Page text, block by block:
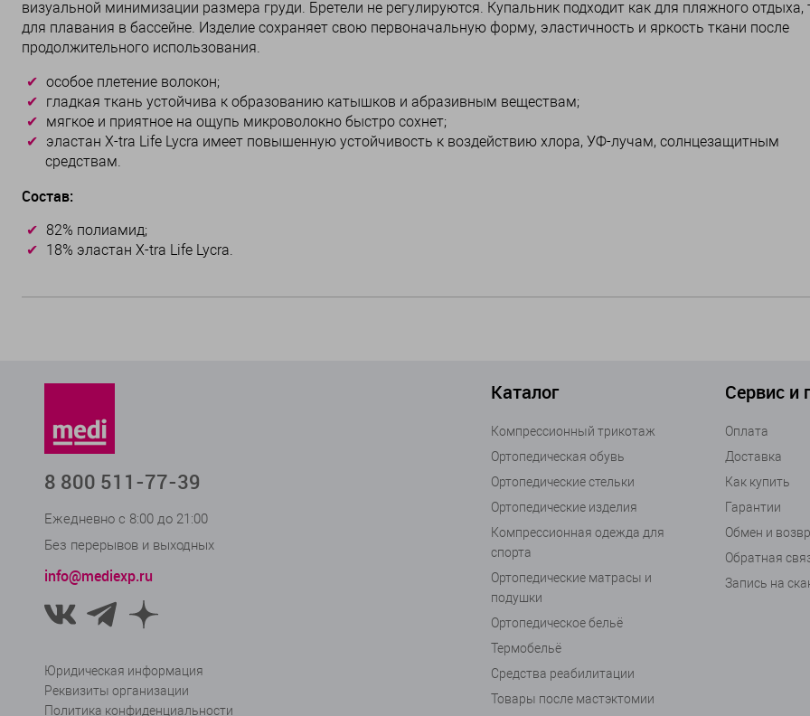
визуальной минимизации размера груди. Бретели не регулируются. Купальник подходит как для пляжного отдыха,
для плавания в бассейне. Изделие сохраняет свою первоначальную форму, эластичность и яркость ткани после
продолжительного использования.
особое плетение волокон;
гладкая ткань устойчива к образованию катышков и абразивным веществам;
мягкое и приятное на ощупь микроволокно быстро сохнет;
эластан X-tra Life Lycra имеет повышенную устойчивость к воздействию хлора, УФ-лучам, солнцезащитным
средствам.
Состав:
82% полиамид;
18% эластан X-tra Life Lycra.
8 800 511-77-39
Ежедневно с 8:00 до 21:00
Без перерывов и выходных
info@mediexp.ru
Юридическая информация
Реквизиты организации
Политика конфиденциальности
Каталог
Компрессионный трикотаж
Ортопедическая обувь
Ортопедические стельки
Ортопедические изделия
Компрессионная одежда для
спорта
Ортопедические матрасы и
подушки
Ортопедическое бельё
Термобельё
Средства реабилитации
Товары после мастэктомии
Сервис и
Оплата
Доставка
Как купить
Гарантии
Обмен и
Обратная
Запись на